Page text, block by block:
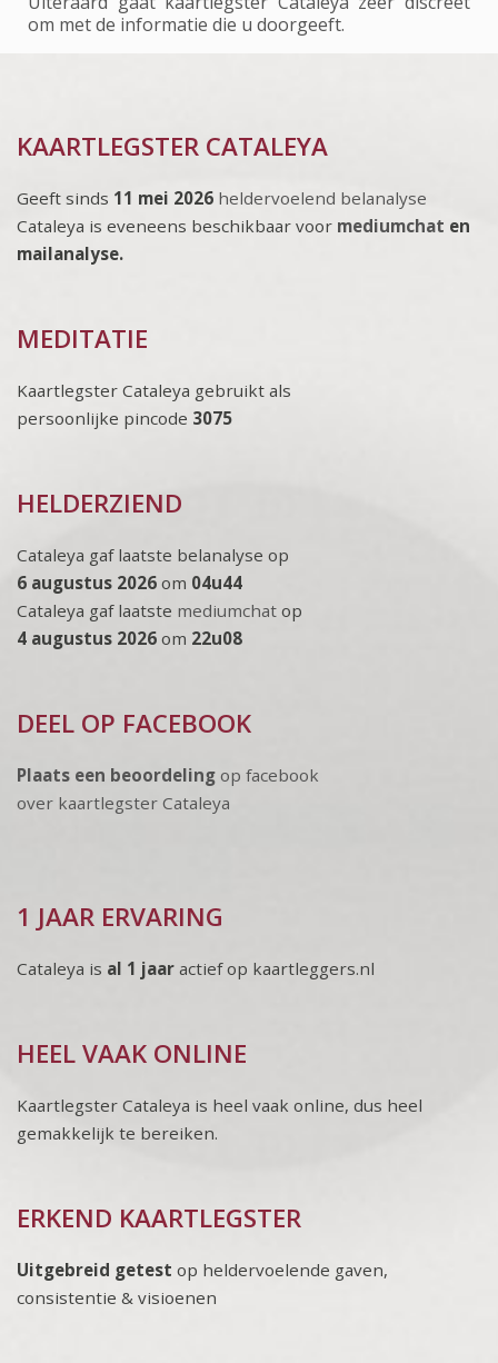
om met de informatie die u doorgeeft.
KAARTLEGSTER CATALEYA
Geeft sinds 11 mei 2026 heldervoelend belanalyse
Cataleya is eveneens beschikbaar voor mediumchat en
mailanalyse.
MEDITATIE
Kaartlegster Cataleya gebruikt als
persoonlijke pincode 3075
HELDERZIEND
Cataleya gaf laatste belanalyse op
6 augustus 2026 om 04u44
Cataleya gaf laatste mediumchat op
4 augustus 2026 om 22u08
DEEL OP FACEBOOK
Plaats een beoordeling op facebook
over kaartlegster Cataleya
1 JAAR ERVARING
Cataleya is al 1 jaar actief op kaartleggers.nl
HEEL VAAK ONLINE
Kaartlegster Cataleya is heel vaak online, dus heel
gemakkelijk te bereiken.
ERKEND KAARTLEGSTER
Uitgebreid getest op heldervoelende gaven,
consistentie & visioenen